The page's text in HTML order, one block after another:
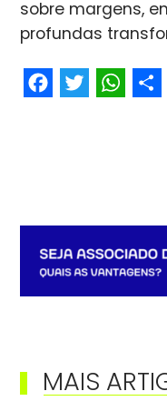
sobre margens,
profundas
MAIS